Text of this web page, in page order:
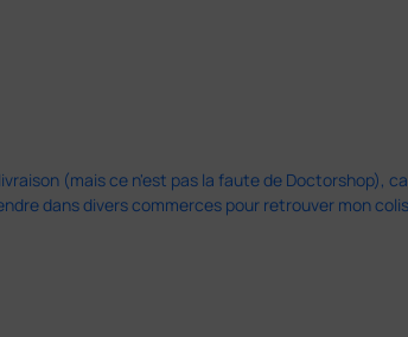
(mais ce n'est pas la faute de Doctorshop),
dans divers commerces pour retrouver mon